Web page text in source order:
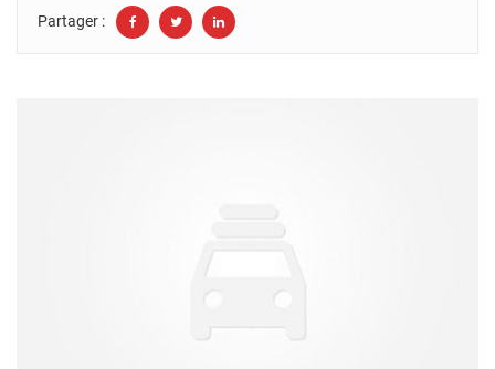
Partager :